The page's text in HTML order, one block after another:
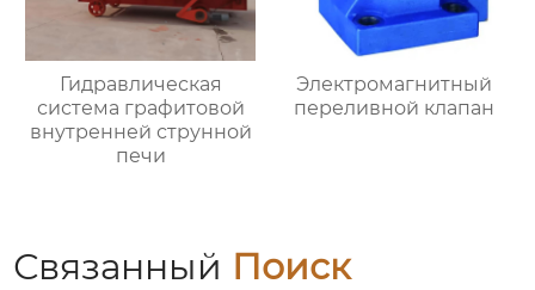
Гидравлическая
система графитовой
внутренней струнной
печи
Электромагнитный
переливной клапан
Связанный Поиск